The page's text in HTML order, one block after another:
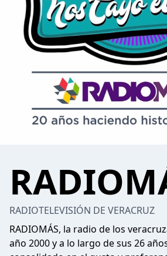
RADIOTELEVISIÓN DE VERACRUZ
RADIOMÁS, la radio de los
año 2000 y a lo largo de sus 26